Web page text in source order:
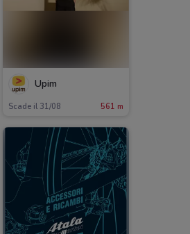
Upim
Scade il 31/08 561 m